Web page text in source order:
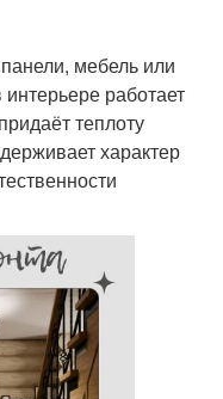
мебель или
работает
теплоту
характер